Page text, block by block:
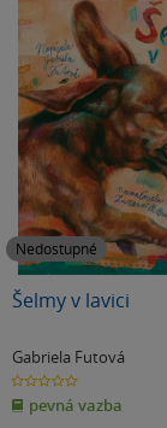
Nedostupné
Šelmy v lavici
Gabriela Futová
0.0
z
5
hvězdiček
pevná vazba